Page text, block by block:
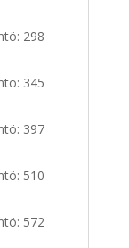
298
345
397
510
572